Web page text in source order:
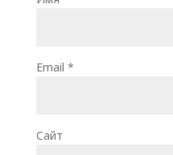
Email *
Сайт